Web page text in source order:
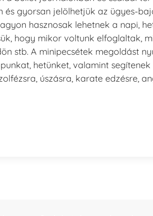
és gyorsan jelölhetjük az ügyes-
hasznosak lehetnek a napi,
hogy mikor voltunk elfoglaltak,
stb. A minipecsétek megoldást
hetünket, valamint
úszásra, karate edzésre,